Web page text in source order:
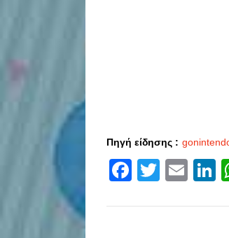
Πηγή είδησης :
Twitter